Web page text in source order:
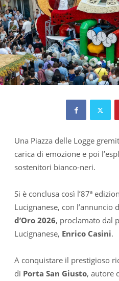
Una Piazza delle Logge
carica di emozione e poi
sostenitori bianco-neri.
Si è conclusa così l’87ª
Lucignanese, con l’annuncio
d’Oro 2026, proclamato dal
Lucignanese, Enrico Casini.
A conquistare il prestigioso
di Porta San Giusto, autore